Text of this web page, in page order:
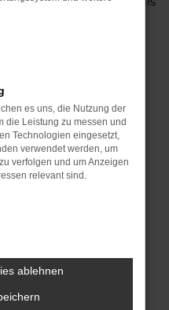
nachhaltige
für Düsseldorf
zusammengestellt
rundum individuelles
es uns, die Nutzung der
die Leistung zu messen und
Technologien eingesetzt,
verwendet werden, um
verfolgen und um Anzeigen
relevant sind.
ablehnen